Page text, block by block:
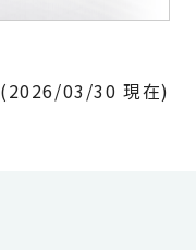
(2026/03/30 現在)